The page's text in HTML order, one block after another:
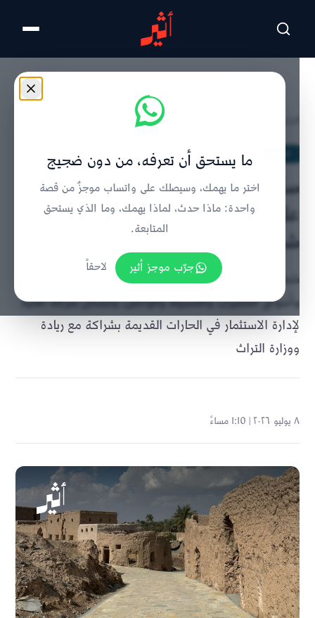
تخطى للمحتوى الرئيسي
ستُحوّل إلى “اقتصاد بنفسجي”: العين
على استثمار الحارات القديمة في
شمال الشرقية
شمال الشرقية تطور حارات العقير والمنزفة والقناطر
وأسواق المضيرب والمسيلة والواصل، وتشكل شركة أهلية
لإدارة الاستثمار في الحارات القديمة بشراكة مع ريادة
ووزارة التراث
٨ يوليو ٢٠٢٦ | 1:10 مساءً
ما يستحق أن تعرفه، من دون ضجيج
اختر ما يهمك، وسيصلك على واتساب موجزٌ من قصة
واحدة: ماذا حدث، لماذا يهمك، وما الذي يستحق
المتابعة.
جرّب موجز أثير
لاحقاً